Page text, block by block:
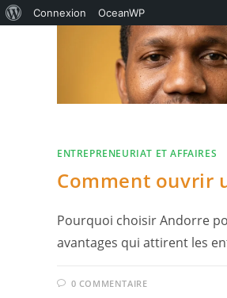
Connexion OceanWP
ENTREPRENEURIAT ET AFFAIRES
Comment ouvrir
Pourquoi choisir Andorre
avantages qui attirent les
0 COMMENTAIRE